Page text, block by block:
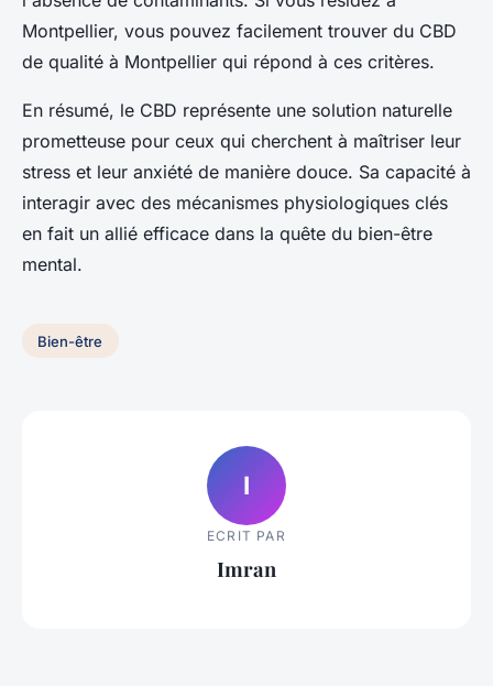
Montpellier, vous pouvez facilement trouver du CBD
de qualité à Montpellier qui répond à ces critères.
En résumé, le CBD représente une solution naturelle
prometteuse pour ceux qui cherchent à maîtriser leur
stress et leur anxiété de manière douce. Sa capacité à
interagir avec des mécanismes physiologiques clés
en fait un allié efficace dans la quête du bien-être
mental.
Bien-être
I
ECRIT PAR
Imran